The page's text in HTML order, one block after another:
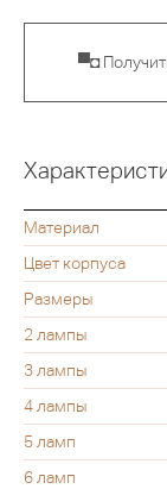
▀◘
Материал
Цвет корпуса
Размеры
2 лампы
3 лампы
4 лампы
5 ламп
6 ламп